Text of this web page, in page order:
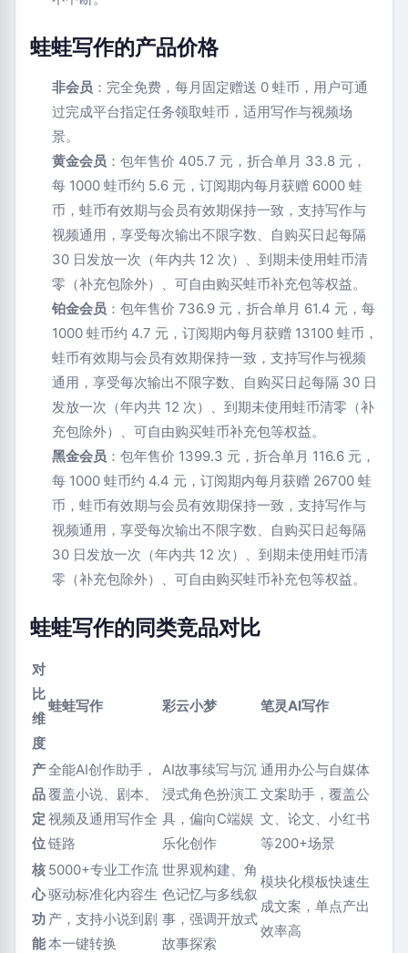
蛙蛙写作的产品价格
非会员 ：完全免费，每月固定赠送 0 蛙币，用户可通
过完成平台指定任务领取蛙币，适用写作与视频场
景。
黄金会员 ：包年售价 405.7 元，折合单月 33.8 元，
每 1000 蛙币约 5.6 元，订阅期内每月获赠 6000 蛙
币，蛙币有效期与会员有效期保持一致，支持写作与
视频通用，享受每次输出不限字数、自购买日起每隔
30 日发放一次（年内共 12 次）、到期未使用蛙币清
零（补充包除外）、可自由购买蛙币补充包等权益。
铂金会员 ：包年售价 736.9 元，折合单月 61.4 元，每
1000 蛙币约 4.7 元，订阅期内每月获赠 13100 蛙币，
蛙币有效期与会员有效期保持一致，支持写作与视频
通用，享受每次输出不限字数、自购买日起每隔 30 日
发放一次（年内共 12 次）、到期未使用蛙币清零（补
充包除外）、可自由购买蛙币补充包等权益。
黑金会员 ：包年售价 1399.3 元，折合单月 116.6 元，
每 1000 蛙币约 4.4 元，订阅期内每月获赠 26700 蛙
币，蛙币有效期与会员有效期保持一致，支持写作与
视频通用，享受每次输出不限字数、自购买日起每隔
30 日发放一次（年内共 12 次）、到期未使用蛙币清
零（补充包除外）、可自由购买蛙币补充包等权益。
蛙蛙写作的同类竞品对比
对
比
维
度
蛙蛙写作 彩云小梦 笔灵AI写作
产
品
定
位
全能AI创作助手，
覆盖小说、剧本、
视频及通用写作全
链路
AI故事续写与沉
浸式角色扮演工
具，偏向C端娱
乐化创作
通用办公与自媒体
文案助手，覆盖公
文、论文、小红书
等200+场景
核
心
功
能
5000+专业工作流
驱动标准化内容生
产，支持小说到剧
本一键转换
世界观构建、角
色记忆与多线叙
事，强调开放式
故事探索
模块化模板快速生
成文案，单点产出
效率高